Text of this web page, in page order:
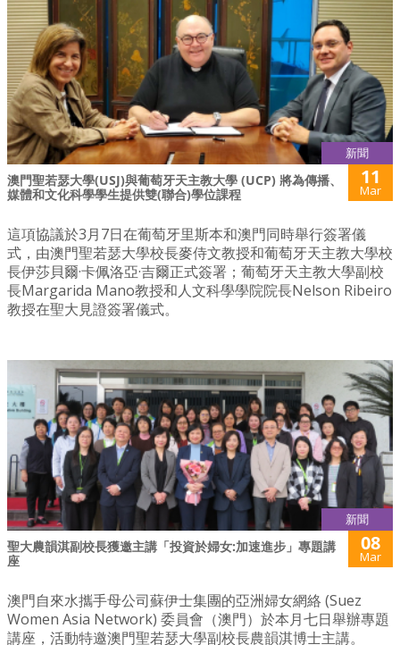
新聞
澳門聖若瑟大學(USJ)與葡萄牙天主教大學 (UCP) 將為傳播、
媒體和文化科學學生提供雙(聯合)學位課程
11
Mar
這項協議於3月7日在葡萄牙里斯本和澳門同時舉行簽署儀
式，由澳門聖若瑟大學校長麥侍文教授和葡萄牙天主教大學校
長伊莎貝爾·卡佩洛亞·吉爾正式簽署；葡萄牙天主教大學副校
長Margarida Mano教授和人文科學學院院長Nelson Ribeiro
教授在聖大見證簽署儀式。
新聞
聖大農韻淇副校長獲邀主講「投資於婦女:加速進步」專題講
座
08
Mar
澳門自來水攜手母公司蘇伊士集團的亞洲婦女網絡 (Suez
Women Asia Network) 委員會（澳門）於本月七日舉辦專題
講座，活動特邀澳門聖若瑟大學副校長農韻淇博士主講。